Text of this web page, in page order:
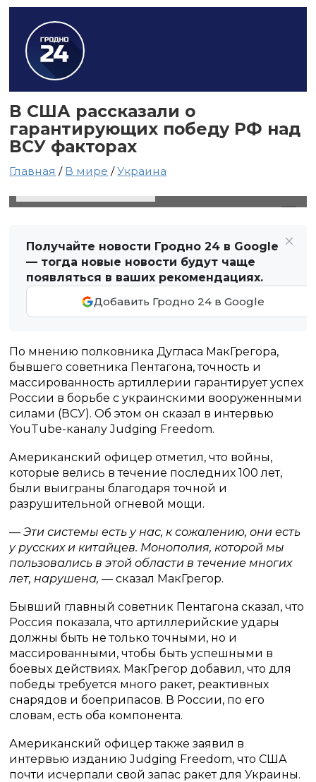
В США рассказали о
гарантирующих победу РФ над
ВСУ факторах
Главная / В мире /Украина
Получайте новости Гродно 24 в Google
— тогда новые новости будут чаще
появляться в ваших рекомендациях.
Добавить Гродно 24 в Google
По мнению полковника Дугласа МакГрегора,
бывшего советника Пентагона, точность и
массированность артиллерии гарантирует успех
России в борьбе с украинскими вооруженными
силами (ВСУ). Об этом он сказал в интервью
YouTube-каналу Judging Freedom.
Американский офицер отметил, что войны,
которые велись в течение последних 100 лет,
были выиграны благодаря точной и
разрушительной огневой мощи.
— Эти системы есть у нас, к сожалению, они есть
у русских и китайцев. Монополия, которой мы
пользовались в этой области в течение многих
лет, нарушена, — сказал МакГрегор.
Бывший главный советник Пентагона сказал, что
Россия показала, что артиллерийские удары
должны быть не только точными, но и
массированными, чтобы быть успешными в
боевых действиях. МакГрегор добавил, что для
победы требуется много ракет, реактивных
снарядов и боеприпасов. В России, по его
словам, есть оба компонента.
Американский офицер также заявил в
интервью изданию Judging Freedom, что США
почти исчерпали свой запас ракет для Украины.